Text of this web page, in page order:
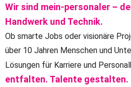
Wir sind mein-personaler –
Handwerk und Technik.
Ob smarte Jobs oder visionäre
über 10 Jahren Menschen und
Lösungen für Karriere und
entfalten. Talente gestalten.